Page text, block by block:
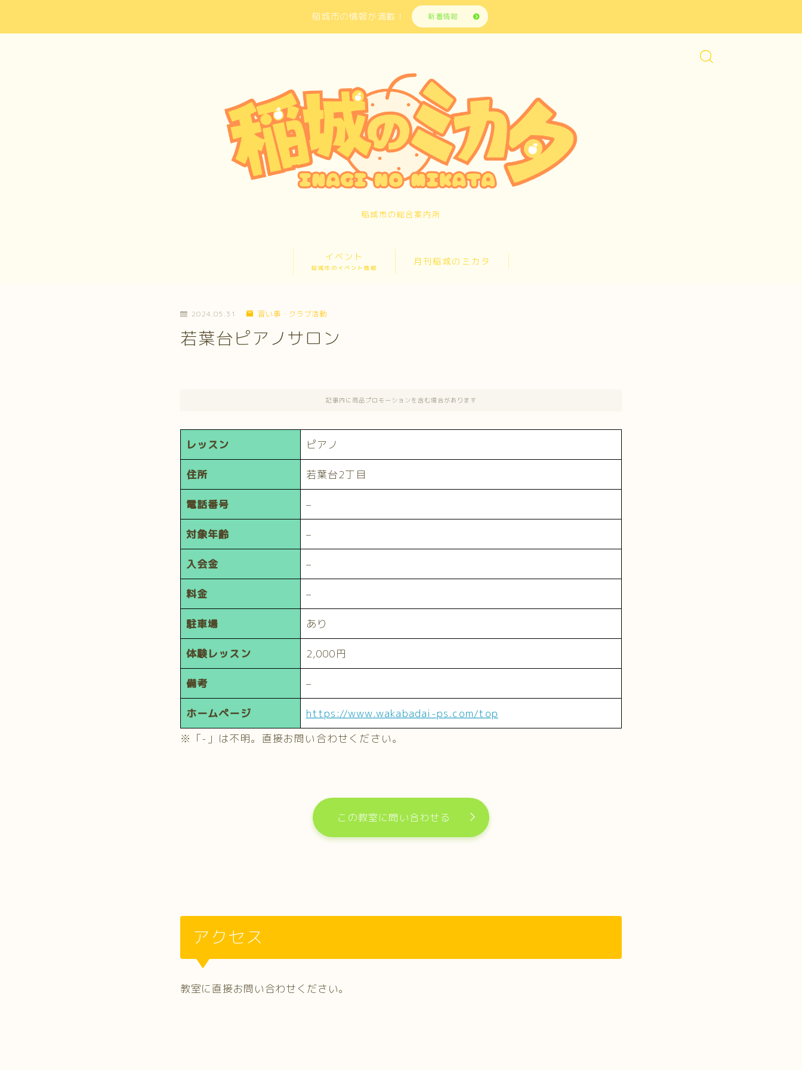
稲城市の情報が満載！ 新着情報
稲城市の総合案内所
イベント
稲城市のイベント情報
月刊稲城のミカタ
2024.05.31 習い事・クラブ活動
若葉台ピアノサロン
記事内に商品プロモーションを含む場合があります
レッスン ピアノ
住所 若葉台2丁目
電話番号 –
対象年齢 –
入会金 –
料金 –
駐車場 あり
体験レッスン 2,000円
備考 –
ホームページ
https://www.wakabadai-ps.com/top
※「-」は不明。直接お問い合わせください。
この教室に問い合わせる
アクセス
教室に直接お問い合わせください。